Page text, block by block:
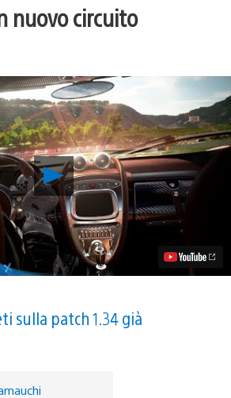
nuovo circuito
Riproduci
video
L’aggiornamento
di
GT
Sport
di
oggi
piloti
alcune
sulla patch 1.34 già